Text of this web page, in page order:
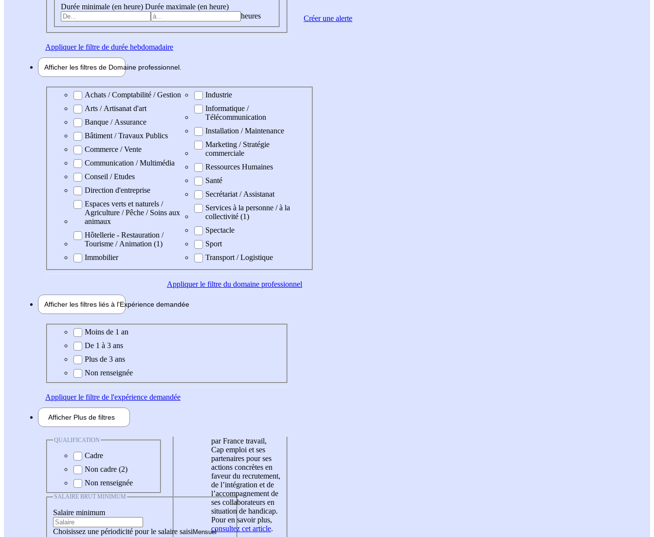
Durée minimale (en heure) Durée maximale (en heure)
heures
Appliquerle filtre de durée hebdomadaire
Afficher les filtres de Domaine professionnel
Domaine professionel
Achats / Comptabilité / Gestion
Arts / Artisanat d'art
Banque / Assurance
Bâtiment / Travaux Publics
Commerce / Vente
Communication / Multimédia
Conseil / Etudes
Direction d'entreprise
Espaces verts et naturels /
Agriculture / Pêche / Soins aux
animaux
Hôtellerie - Restauration /
Tourisme / Animation (1)
Immobilier
Industrie
Informatique /
Télécommunication
Installation / Maintenance
Marketing / Stratégie
commerciale
Ressources Humaines
Santé
Secrétariat / Assistanat
Services à la personne / à la
collectivité (1)
Spectacle
Sport
Transport / Logistique
Appliquerle filtre du domaine professionnel
Afficher les filtres liés à l'Expérience demandée
Expérience demandée
Moins de 1 an
De 1 à 3 ans
Plus de 3 ans
Non renseignée
Appliquerle filtre de l'expérience demandée
Afficher Plus de filtres
QUALIFICATION
Cadre
Non cadre (2)
Non renseignée
SALAIRE BRUT MINIMUM
Salaire minimum
Choisissez une périodicité pour le salaire saisi
par France travail,
Cap emploi et ses
partenaires pour ses
actions concrètes en
faveur du recrutement,
de l’intégration et de
l’accompagnement de
ses collaborateurs en
situation de handicap.
Pour en savoir plus,
consultez cet article.
Créer une alerte